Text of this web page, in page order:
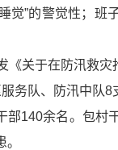
觉”的警觉性；
关于在防汛救
务队、防汛中队
140余名。包